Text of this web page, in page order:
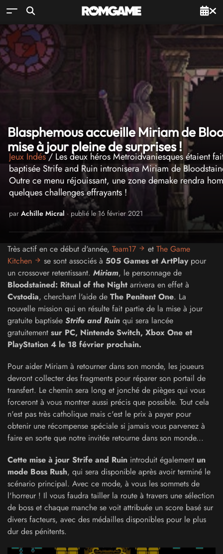
Blasphemous accueille Miriam de
mise à jour pleine de surprises !
Jeux Indés/ Les deux héros Metroidvaniesques étaient
baptisée Strife and Ruin intronisera Miriam de
Outre ce menu réjouissant, une zone demake rendra
quelques challenges effrayants !
par Achille Micral · publié le 16 février 2021
Très actif en ce début d'année, Team17 et The Game
Kitchen
se sont associés à 505 Games et ArtPlaypour
un crossover retentissant. Miriam, le personnage de
Bloodstained: Ritual of the Night arrivera en effet à
Cvstodia, cherchant l'aide de The Penitent One. La
nouvelle mission qui en résulte fait partie de la mise à jour
gratuite baptisée Strife and Ruin qui sera lancée
gratuitement sur PC, Nintendo Switch, Xbox One et
PlayStation 4 le 18 février prochain.
Pour aider Miriam à retourner dans son monde, les joueurs
devront collecter des fragments pour réparer son portail de
transfert. Le chemin sera long et jonché de pièges qui vous
forceront à vous montrer aussi précis que possible. Tout cela
n'est pas très catholique mais c'est le prix à payer pour
obtenir une récompense spéciale si jamais vous parvenez à
faire en sorte que notre invitée retourne dans son monde...
Cette mise à jour Strife and Ruin introduit également un
mode Boss Rush, qui sera disponible après avoir terminé le
scénario principal. Avec ce mode, à vous les sommets de
l'horreur ! Il vous faudra tailler la route à travers une sélection
de boss et chaque manche se voit attribuée un score basé sur
divers facteurs, avec des médailles disponibles pour le plus
dur des pénitents.